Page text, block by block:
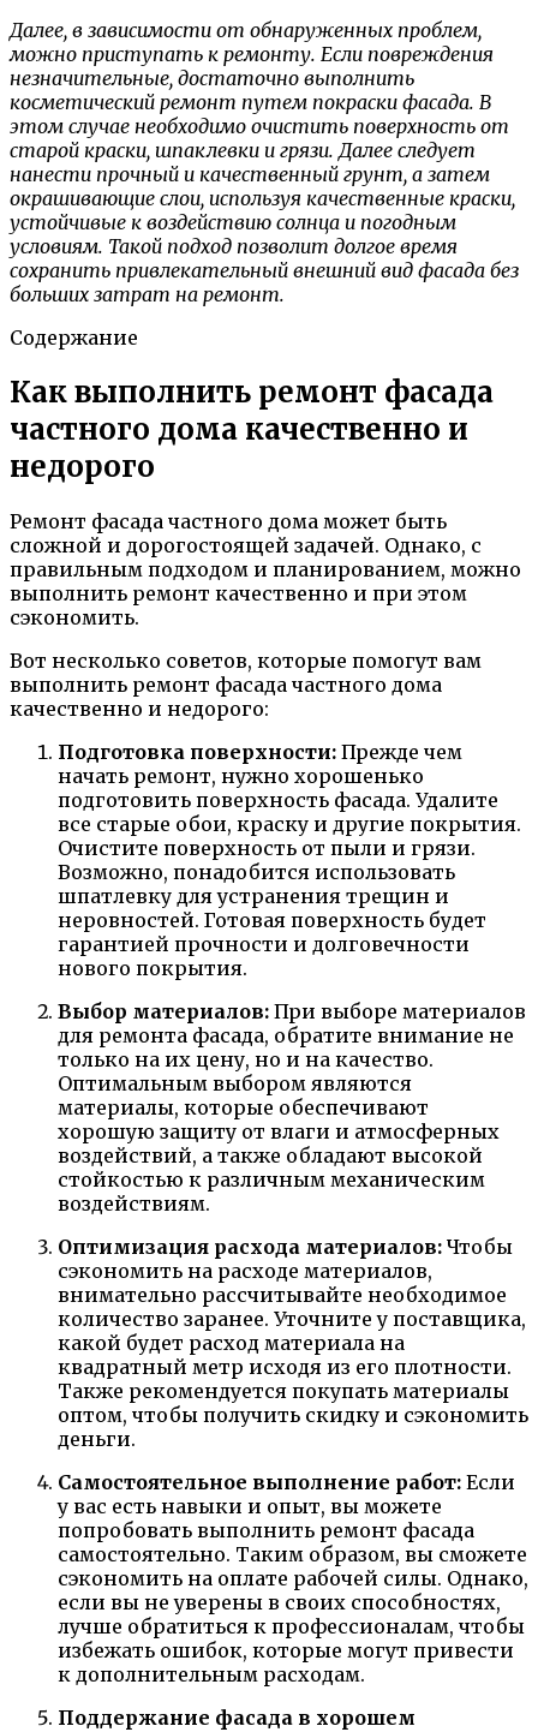
Далее, в зависимости от обнаруженных проблем,
можно приступать к ремонту. Если повреждения
незначительные, достаточно выполнить
косметический ремонт путем покраски фасада. В
этом случае необходимо очистить поверхность от
старой краски, шпаклевки и грязи. Далее следует
нанести прочный и качественный грунт, а затем
окрашивающие слои, используя качественные краски,
устойчивые к воздействию солнца и погодным
условиям. Такой подход позволит долгое время
сохранить привлекательный внешний вид фасада без
больших затрат на ремонт.
Содержание
Как выполнить ремонт фасада
частного дома качественно и
недорого
Ремонт фасада частного дома может быть
сложной и дорогостоящей задачей. Однако, с
правильным подходом и планированием, можно
выполнить ремонт качественно и при этом
сэкономить.
Вот несколько советов, которые помогут вам
выполнить ремонт фасада частного дома
качественно и недорого:
Подготовка поверхности: Прежде чем
начать ремонт, нужно хорошенько
подготовить поверхность фасада. Удалите
все старые обои, краску и другие покрытия.
Очистите поверхность от пыли и грязи.
Возможно, понадобится использовать
шпатлевку для устранения трещин и
неровностей. Готовая поверхность будет
гарантией прочности и долговечности
нового покрытия.
Выбор материалов: При выборе материалов
для ремонта фасада, обратите внимание не
только на их цену, но и на качество.
Оптимальным выбором являются
материалы, которые обеспечивают
хорошую защиту от влаги и атмосферных
воздействий, а также обладают высокой
стойкостью к различным механическим
воздействиям.
Оптимизация расхода материалов: Чтобы
сэкономить на расходе материалов,
внимательно рассчитывайте необходимое
количество заранее. Уточните у поставщика,
какой будет расход материала на
квадратный метр исходя из его плотности.
Также рекомендуется покупать материалы
оптом, чтобы получить скидку и сэкономить
деньги.
Самостоятельное выполнение работ: Если
у вас есть навыки и опыт, вы можете
попробовать выполнить ремонт фасада
самостоятельно. Таким образом, вы сможете
сэкономить на оплате рабочей силы. Однако,
если вы не уверены в своих способностях,
лучше обратиться к профессионалам, чтобы
избежать ошибок, которые могут привести
к дополнительным расходам.
Поддержание фасада в хорошем